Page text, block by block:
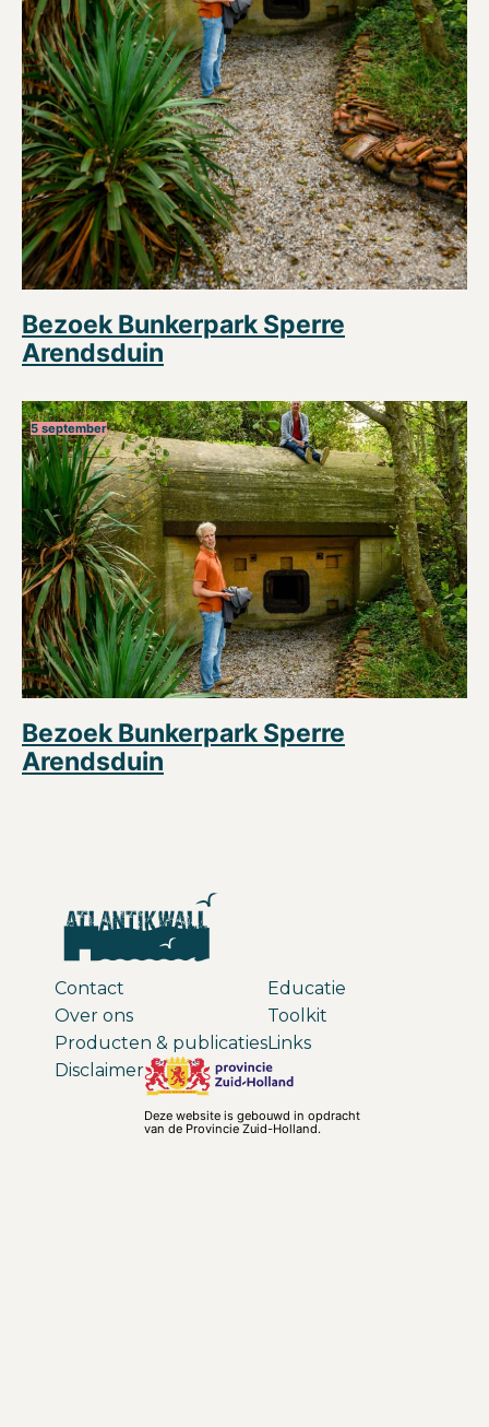
Bezoek Bunkerpark Sperre
Arendsduin
5 september
Bezoek Bunkerpark Sperre
Arendsduin
Contact
Over ons
Producten & publicaties
Educatie
Toolkit
Links
Disclaimer
Deze website is gebouwd in opdracht
van de Provincie Zuid-Holland.